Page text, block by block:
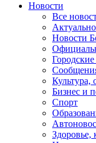
Новости
Все
Актуально
Новости
Культура,
Бизнес и
Спорт
Здоровье,